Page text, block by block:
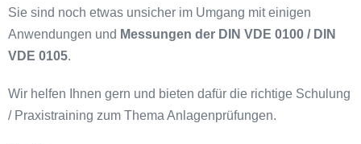
Sie sind noch etwas unsicher im Umgang mit einigen
Anwendungen und Messungen der DIN VDE 0100 / DIN
VDE 0105.
Wir helfen Ihnen gern und bieten dafür die richtige Schulung
/ Praxistraining zum Thema Anlagenprüfungen.